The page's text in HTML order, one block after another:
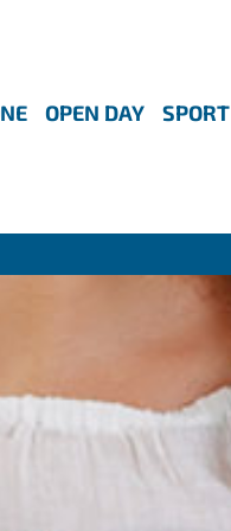
OPEN DAY SPORT